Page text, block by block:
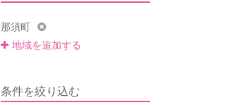
那須町
地域を追加する
条件を絞り込む